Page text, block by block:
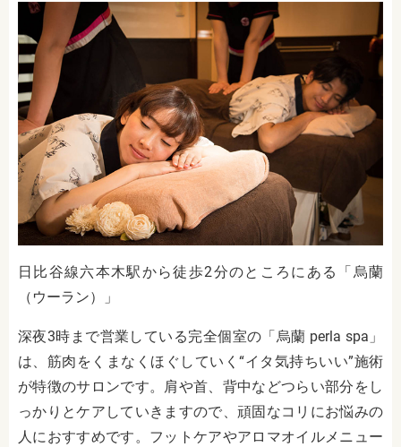
日比谷線六本木駅から徒歩2分のところにある
「烏蘭
（ウーラン）」
深夜3時まで営業している完全個室の「烏蘭 perla spa」
は、筋肉をくまなくほぐしていく“イタ気持ちいい”施術
が特徴のサロンです。 肩や首、背中などつらい部分をし
っかりとケアしていきますので、頑固なコリにお悩みの
人におすすめです。フットケアやアロマオイルメニュー